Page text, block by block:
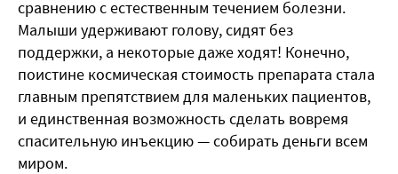
сравнению с естественным течением болезни.
Малыши удерживают голову, сидят без
поддержки, а некоторые даже ходят! Конечно,
поистине космическая стоимость препарата стала
главным препятствием для маленьких пациентов,
и единственная возможность сделать вовремя
спасительную инъекцию — собирать деньги всем
миром.